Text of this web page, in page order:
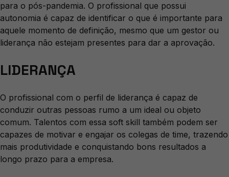
para o pós-pandemia. O profissional que possui
autonomia é capaz de identificar o que é importante para
aquele momento de definição, mesmo que um gestor ou
liderança não estejam presentes para dar a aprovação.
LIDERANÇA
O profissional com o perfil de liderança é capaz de
conduzir outras pessoas rumo a um ideal ou objeto
comum. Talentos com essa soft skill também podem ser
capazes de motivar e engajar os colegas de time, trazendo
mais produtividade e conquistando bons resultados a
longo prazo para a empresa.